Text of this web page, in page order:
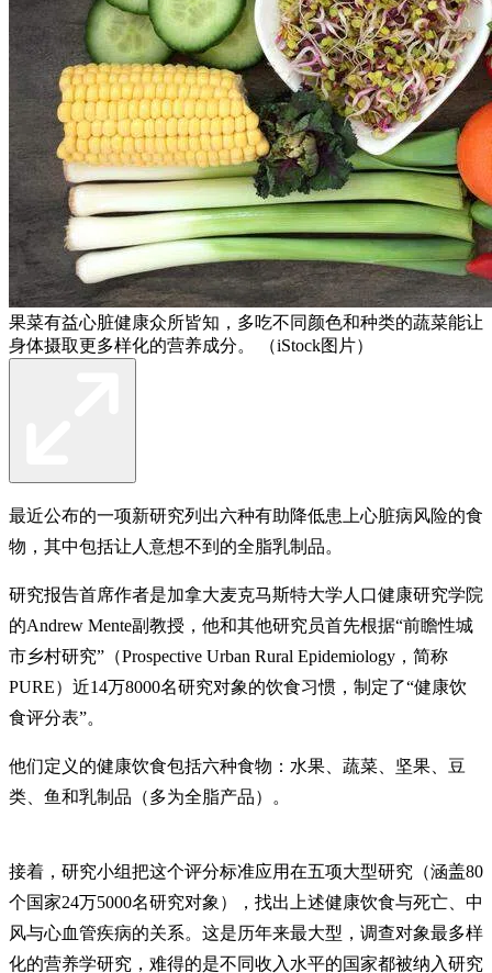
果菜有益心脏健康众所皆知，多吃不同颜色和种类的蔬菜能让
身体摄取更多样化的营养成分。 （iStock图片）
最近公布的一项新研究列出六种有助降低患上心脏病风险的食
物，其中包括让人意想不到的全脂乳制品。
研究报告首席作者是加拿大麦克马斯特大学人口健康研究学院
的Andrew Mente副教授，他和其他研究员首先根据“前瞻性城
市乡村研究”（Prospective Urban Rural Epidemiology，简称
PURE）近14万8000名研究对象的饮食习惯，制定了“健康饮
食评分表”。
他们定义的健康饮食包括六种食物：水果、蔬菜、坚果、豆
类、鱼和乳制品（多为全脂产品）。
接着，研究小组把这个评分标准应用在五项大型研究（涵盖80
个国家24万5000名研究对象），找出上述健康饮食与死亡、中
风与心血管疾病的关系。这是历年来最大型，调查对象最多样
化的营养学研究，难得的是不同收入水平的国家都被纳入研究